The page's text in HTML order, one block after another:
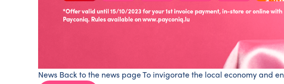
News Back to the news page To invigorate the local economy and